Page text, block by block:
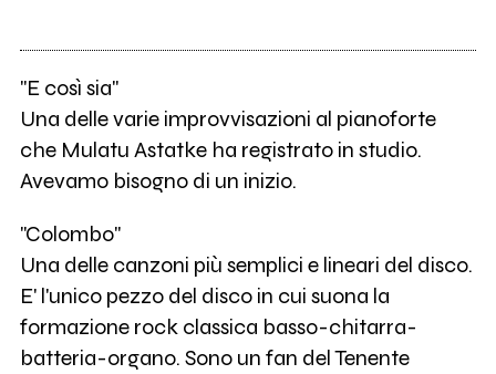
"E così sia"
Una delle varie improvvisazioni al pianoforte
che Mulatu Astatke ha registrato in studio.
Avevamo bisogno di un inizio.
"Colombo"
Una delle canzoni più semplici e lineari del disco.
E' l'unico pezzo del disco in cui suona la
formazione rock classica basso-chitarra-
batteria-organo. Sono un fan del Tenente